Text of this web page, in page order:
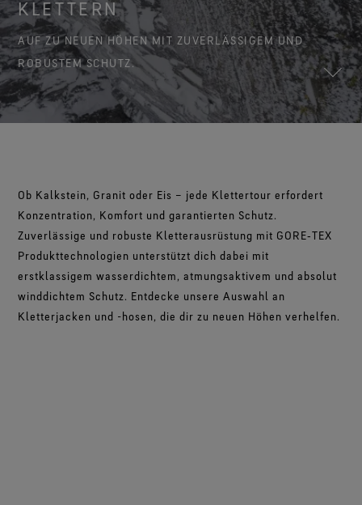
Norrøna
Schuhe im Test
Handschuhe im Test
Virtuelle Labortour
Herausforderungen meistern.
WINDSTOPPER® Bekleidung by GORE‑TEX LABS®
Absolut winddicht. Hoch atmungsaktiv.
Alle Technologien für Bekleidung entdecken
Optimale Passform, angenehmes Tragegefühl.
Garantiert wasserdicht.
GORE‑TEX® SURROUND® Schuhe
Rundum atmungsaktive Schuhe.
Alle Technologien für Schuhe entdecken
WINDSTOPPER® Stretch-Handschuhe by GORE‑TEX
LABS®
Eng anliegende Passform. Bessere Kontrolle. Zum
Anlassen gemacht.
WINDSTOPPER® Handschuhe by GORE‑TEX LABS®
Umfassendes Engagement
Breaking Trails Serie
Markenbotschafter
DWR-Imprägnierung
Reparaturinformationen
Kontakt
Garantie und Rückgabe
Häufig gestellte Fragen
KLETTERN
AUF ZU NEUEN HÖHEN MIT ZUVERLÄSSIGEM UND
ROBUSTEM SCHUTZ.
Ob Kalkstein, Granit oder Eis – jede Klettertour erfordert
Konzentration, Komfort und garantierten Schutz.
Zuverlässige und robuste Kletterausrüstung mit GORE‑TEX
Produkttechnologien unterstützt dich dabei mit
erstklassigem wasserdichtem, atmungsaktivem und absolut
winddichtem Schutz. Entdecke unsere Auswahl an
Kletterjacken und -hosen, die dir zu neuen Höhen verhelfen.